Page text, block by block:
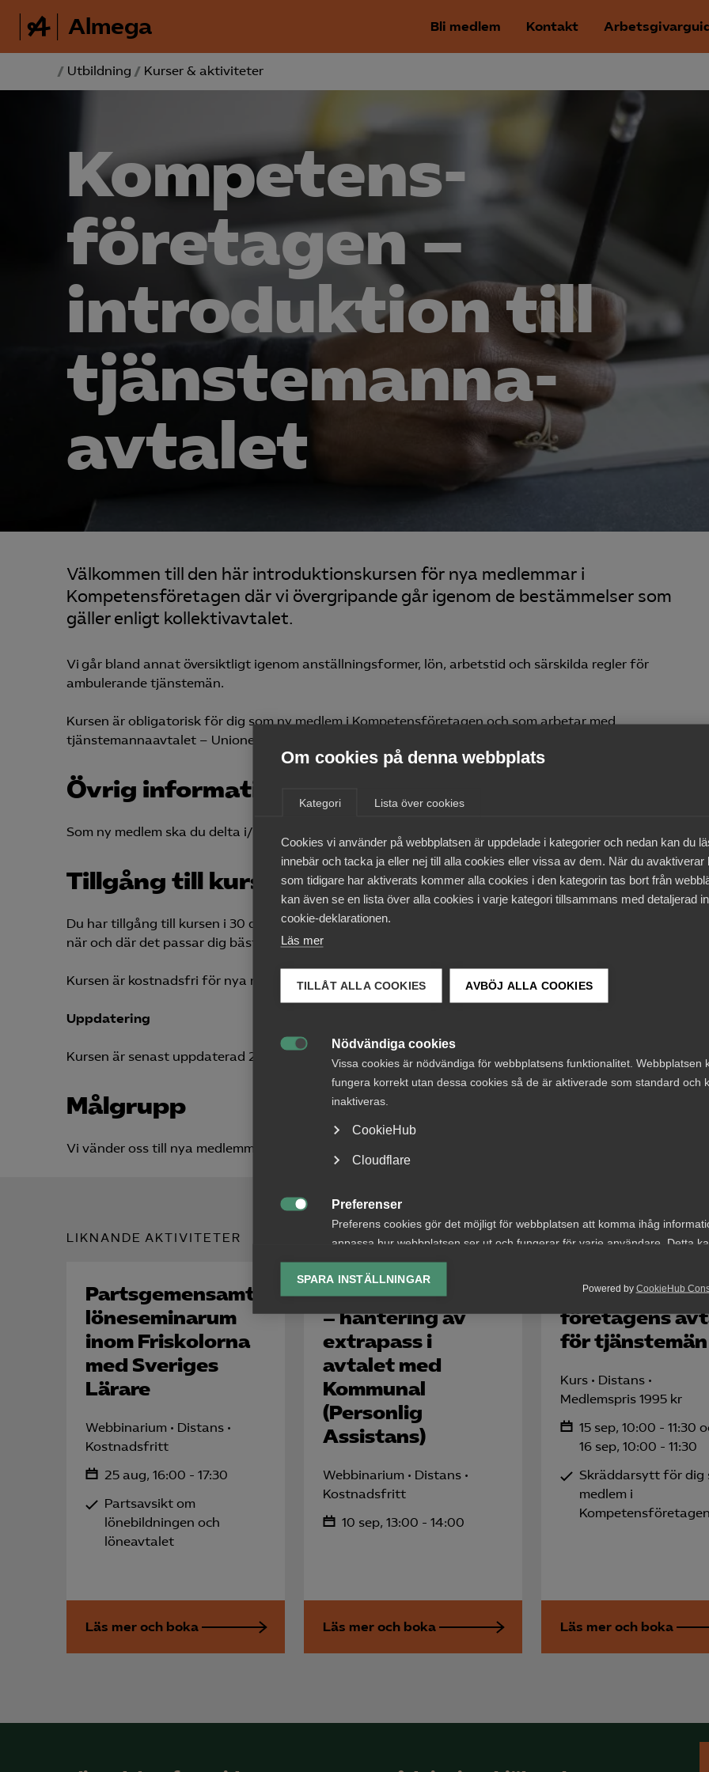
Om cookies på denna webbplats
Kategori Lista över cookies
Cookies vi använder på webbplatsen är uppdelade i kategorier och nedan kan du
innebär och tacka ja eller nej till alla cookies eller vissa av dem. När du avaktiverar
som tidigare har aktiverats kommer alla cookies i den kategorin tas bort från
kan även se en lista över alla cookies i varje kategori tillsammans med detaljerad
cookie-deklarationen.
Läs mer
TILLÅT ALLA COOKIES AVBÖJ ALLA COOKIES
Nödvändiga cookies
Vissa cookies är nödvändiga för webbplatsens funktionalitet. Webbplatsen
fungera korrekt utan dessa cookies så de är aktiverade som standard och
inaktiveras.
CookieHub
Cloudflare
Preferenser
Preferens cookies gör det möjligt för webbplatsen att komma ihåg
anpassa hur webbplatsen ser ut och fungerar för varje användare. Detta
lagring av vald valuta, region, språk eller färgschema.

Analys-cookies
Analyseringscookies hjälper oss förbättra webbplatsen genom att samla
information om hur den används.
Google Analytics
Microsoft Clarity
Marknadsförings-cookies
visa relevanta och engagerande annonser.
LinkedIn Insight
Leadfeeder
Powered by CookieHub
SPARA INSTÄLLNINGAR
Almega Bli medlem Kontakt
/ Utbildning / Kurser & aktiviteter
Kompetens­
företagen –
introduktion till
tjänstemanna­
avtalet
Välkommen till den här introduktionskursen för nya medlemmar i
Kompetensföretagen där vi övergripande går igenom de bestämmelser som
gäller enligt kollektivavtalet.
Vi går bland annat översiktligt igenom anställningsformer, lön, arbetstid och särskilda regler för
ambulerande tjänstemän.
Kursen är obligatorisk för dig som ny medlem i Kompetensföretagen och som arbetar med
tjänstemannaavtalet – Unionen, Akademikerförbunden.
Övrig information
Som ny medlem ska du delta i/ genomföra detta obligatoriska tillfälle 1 gång.
Tillgång till kursen
Du har tillgång till kursen i 30 dagar från och med det datum du anmält dig och du genomför kursen
när och där det passar dig bäst.
Kursen är kostnadsfri för nya medlemmar.
Uppdatering
Kursen är senast uppdaterad 2026-02-06
Målgrupp
Vi vänder oss till nya medlemmar i Kompetensföretagen som arbetar med tjänstemannaavtalet.
LIKNANDE AKTIVITETER
Partsgemensamt
löneseminarum
inom Friskolorna
med Sveriges
Lärare
Webbinarium
Distans
Kostnadsfritt
25 aug, 16:00 - 17:30
Partsavsikt om
lönebildningen och
löneavtalet
Läs mer och boka
Vård­företagarna
– hantering av
extrapass i
avtalet med
Kommunal
(Personlig
Assistans)
Webbinarium
Distans
Kostnadsfritt
10 sep, 13:00 - 14:00
Läs mer och boka
Kompetens­
företagens
för tjänstemän
Kurs
Distans
Medlemspris 1995 kr
15 sep, 10:00 - 11:30
16 sep, 10:00 - 11:30
Skräddarsytt för dig
medlem i
Kompetensföretagen
Läs mer och boka